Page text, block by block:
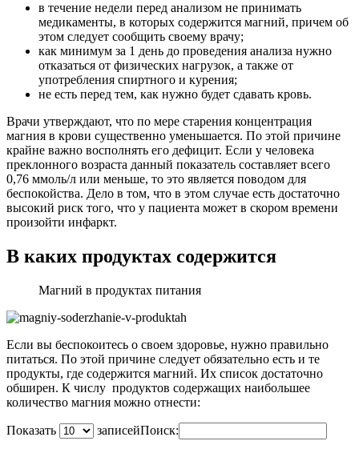
в течение недели перед анализом не принимать
медикаменты, в которых содержится магний, причем об
этом следует сообщить своему врачу;
как минимум за 1 день до проведения анализа нужно
отказаться от физических нагрузок, а также от
употребления спиртного и курения;
не есть перед тем, как нужно будет сдавать кровь.
Врачи утверждают, что по мере старения концентрация
магния в крови существенно уменьшается. По этой причине
крайне важно восполнять его дефицит. Если у человека
преклонного возраста данный показатель составляет всего
0,76 ммоль/л или меньше, то это является поводом для
беспокойства. Дело в том, что в этом случае есть достаточно
высокий риск того, что у пациента может в скором времени
произойти инфаркт.
В каких продуктах содержится
Магний в продуктах питания
Если вы беспокоитесь о своем здоровье, нужно правильно
питаться. По этой причине следует обязательно есть и те
продукты, где содержится магний. Их список достаточно
обширен. К числу продуктов содержащих наибольшее
количество магния можно отнести:
Показать записейПоиск: